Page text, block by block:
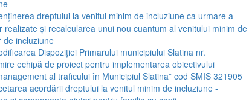
dreptului la venitul minim de incluziune ca urmare a
și recalcularea unui nou cuantum al venitului minim de
de incluziune
Dispoziției Primarului municipiului Slatina nr.
echipă de proiect pentru implementarea obiectivului
al traficului în Municipiul Slatina” cod SMIS 321905
acordării dreptului la venitul minim de incluziune -